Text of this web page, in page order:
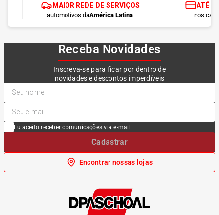
MAIOR REDE DE SERVIÇOS
automotivos daAmérica Latina
ATÉ
nos
Receba Novidades
Inscreva-se para ficar por dentro de
novidades e descontos imperdíveis
Eu aceito receber comunicações via e-mail
Cadastrar
Encontrar nossas lojas